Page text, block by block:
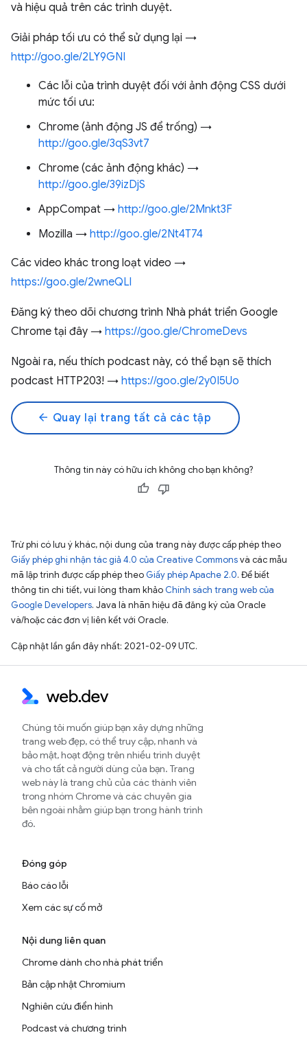
và hiệu quả trên các trình duyệt.
Giải pháp tối ưu có thể sử dụng lại →
http://goo.gle/2LY9GNI
Các lỗi của trình duyệt đối với ảnh động CSS dưới
mức tối ưu:
Chrome (ảnh động JS để trống) →
http://goo.gle/3qS3vt7
Chrome (các ảnh động khác) →
http://goo.gle/39izDjS
AppCompat → http://goo.gle/2Mnkt3F
Mozilla → http://goo.gle/2Nt4T74
Các video khác trong loạt video →
https://goo.gle/2wneQLl
Đăng ký theo dõi chương trình Nhà phát triển Google
Chrome tại đây → https://goo.gle/ChromeDevs
Ngoài ra, nếu thích podcast này, có thể bạn sẽ thích
podcast HTTP203! → https://goo.gle/2y0I5Uo
arrow_back Quay lại trang tất cả các tập
Thông tin này có hữu ích không cho bạn không?
Trừ phi có lưu ý khác, nội dung của trang này được cấp phép theo
Giấy phép ghi nhận tác giả 4.0 của Creative Commonsvà các mẫu
mã lập trình được cấp phép theo Giấy phép Apache 2.0. Để biết
thông tin chi tiết, vui lòng tham khảo Chính sách trang web của
Google Developers. Java là nhãn hiệu đã đăng ký của Oracle
và/hoặc các đơn vị liên kết với Oracle.
Cập nhật lần gần đây nhất: 2021-02-09 UTC.
Chúng tôi muốn giúp bạn xây dựng những
trang web đẹp, có thể truy cập, nhanh và
bảo mật, hoạt động trên nhiều trình duyệt
và cho tất cả người dùng của bạn. Trang
web này là trang chủ của các thành viên
trong nhóm Chrome và các chuyên gia
bên ngoài nhằm giúp bạn trong hành trình
đó.
Đóng góp
Báo cáo lỗi
Xem các sự cố mở
Nội dung liên quan
Chrome dành cho nhà phát triển
Bản cập nhật Chromium
Nghiên cứu điển hình
Podcast và chương trình